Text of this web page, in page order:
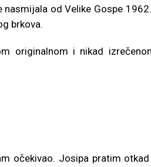
od Velike Gospe
brkova.
originalnom i nikad
očekivao. Josipa pratim